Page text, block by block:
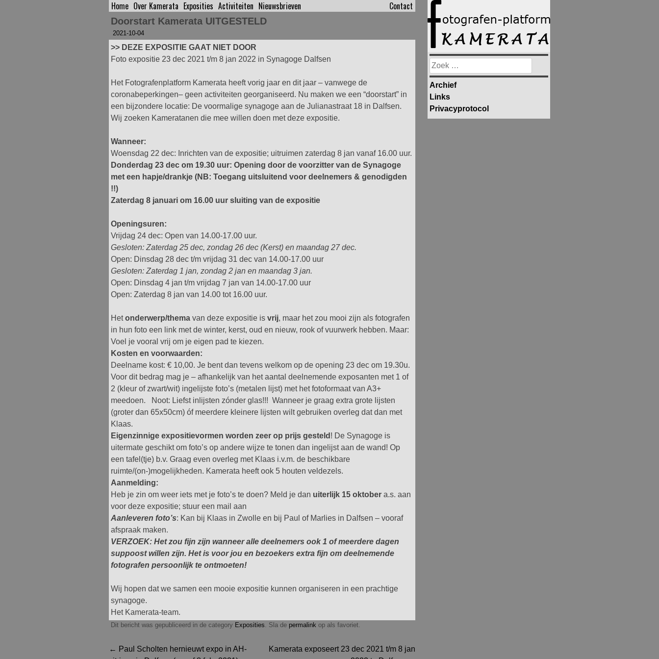
Spring
naar
inhoud
Home Over Kamerata Exposities Activiteiten Nieuwsbrieven Contact
Doorstart Kamerata UITGESTELD
2021-10-04
DEZE EXPOSITIE GAAT NIET DOOR
Foto expositie 23 dec 2021 t/m 8 jan 2022 in Synagoge Dalfsen
Het Fotografenplatform Kamerata heeft vorig jaar en dit jaar – vanwege de
coronabeperkingen– geen activiteiten georganiseerd. Nu maken we een “doorstart” in
een bijzondere locatie: De voormalige synagoge aan de Julianastraat 18 in Dalfsen.
Wij zoeken Kameratanen die mee willen doen met deze expositie.
Wanneer:
Woensdag 22 dec: Inrichten van de expositie; uitruimen zaterdag 8 jan vanaf 16.00 uur.
Donderdag 23 dec om 19.30 uur: Opening door de voorzitter van de Synagoge
met een hapje/drankje (NB: Toegang uitsluitend voor deelnemers & genodigden
!!)
Zaterdag 8 januari om 16.00 uur sluiting van de expositie
Openingsuren:
Vrijdag 24 dec: Open van 14.00-17.00 uur.
Gesloten: Zaterdag 25 dec, zondag 26 dec (Kerst) en maandag 27 dec.
Open: Dinsdag 28 dec t/m vrijdag 31 dec van 14.00-17.00 uur
Gesloten: Zaterdag 1 jan, zondag 2 jan en maandag 3 jan.
Open: Dinsdag 4 jan t/m vrijdag 7 jan van 14.00-17.00 uur
Open: Zaterdag 8 jan van 14.00 tot 16.00 uur.
Hetonderwerp/thema van deze expositie is vrij, maar het zou mooi zijn als fotografen
in hun foto een link met de winter, kerst, oud en nieuw, rook of vuurwerk hebben. Maar:
Voel je vooral vrij om je eigen pad te kiezen.
Kosten en voorwaarden:
Deelname kost: € 10,00. Je bent dan tevens welkom op de opening 23 dec om 19.30u.
Voor dit bedrag mag je – afhankelijk van het aantal deelnemende exposanten met 1 of
2 (kleur of zwart/wit) ingelijste foto’s (metalen lijst) met het fotoformaat van A3+
meedoen. Noot: Liefst inlijsten zónder glas!!! Wanneer je graag extra grote lijsten
(groter dan 65x50cm) óf meerdere kleinere lijsten wilt gebruiken overleg dat dan met
Klaas.
Eigenzinnige expositievormen worden zeer op prijs gesteld ! De Synagoge is
uitermate geschikt om foto’s op andere wijze te tonen dan ingelijst aan de wand! Op
een tafel(tje) b.v. Graag even overleg met Klaas i.v.m. de beschikbare
ruimte/(on-)mogelijkheden. Kamerata heeft ook 5 houten veldezels.
Aanmelding:
Heb je zin om weer iets met je foto’s te doen? Meld je dan uiterlijk 15 oktober a.s. aan
voor deze expositie; stuur een mail aan
Aanleveren foto’s: Kan bij Klaas in Zwolle en bij Paul of Marlies in Dalfsen – vooraf
afspraak maken.
VERZOEK: Het zou fijn zijn wanneer alle deelnemers ook 1 of meerdere dagen
suppoost willen zijn. Het is voor jou en bezoekers extra fijn om deelnemende
fotografen persoonlijk te ontmoeten!
Wij hopen dat we samen een mooie expositie kunnen organiseren in een prachtige
synagoge.
Het Kamerata-team.
Dit bericht was gepubliceerd in de category Exposities. Sla de permalink op als favoriet.
Berichtnavigatie
← Paul Scholten hernieuwt expo in AH-
Kamerata exposeert 23 dec 2021 t/m 8 jan
Zoek
naar:
Archief
Links
Privacyprotocol